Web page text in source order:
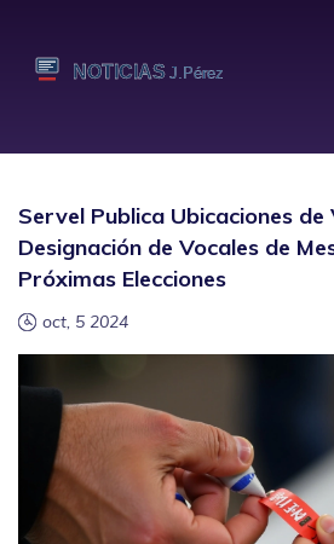
Servel Publica Ubicaciones de
Designación de Vocales de
Próximas Elecciones
oct, 5 2024